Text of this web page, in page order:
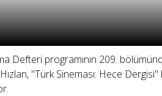
Defteri programının 209.
"Türk Sineması: Hece Dergisi"